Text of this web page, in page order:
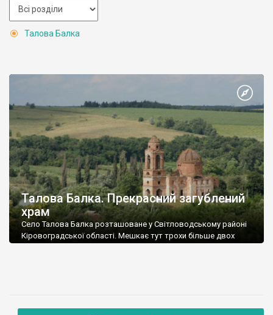
Талова Балка
Талова Балка. Прекрасний загублений
храм
Село Талова Балка розташоване у Світловодському районі
Кіровоградської області. Мешкає тут трохи більше двох